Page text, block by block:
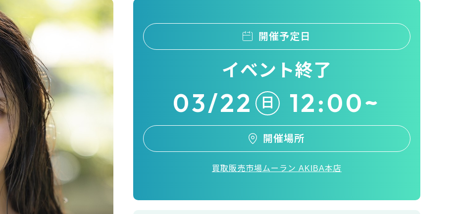
開催予定日
イベント終了
03/22 日 12:00~
開催場所
買取販売市場ムーラン AKIBA本店